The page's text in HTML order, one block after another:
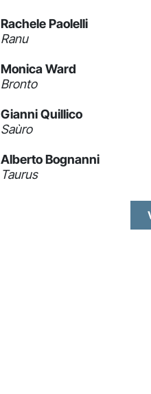
Rachele Paolelli
Ranu
Monica Ward
Bronto
Gianni Quillico
Saùro
Alberto Bognanni
Taurus